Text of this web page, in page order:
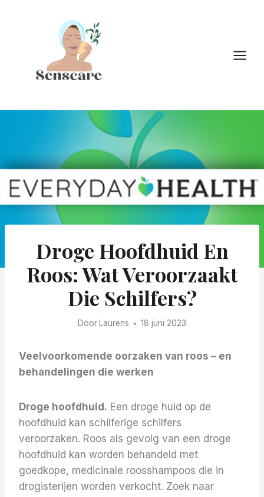
Droge Hoofdhuid En
Roos: Wat Veroorzaakt
Die Schilfers?
Door Laurens 18 juni 2023
Veelvoorkomende oorzaken van roos – en
behandelingen die werken
Droge hoofdhuid. Een droge huid op de
hoofdhuid kan schilferige schilfers
veroorzaken. Roos als gevolg van een droge
hoofdhuid kan worden behandeld met
goedkope, medicinale roosshampoos die in
drogisterijen worden verkocht. Zoek naar